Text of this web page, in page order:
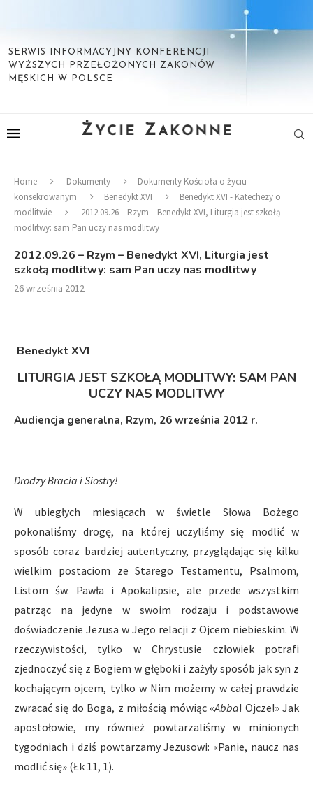
SERWIS INFORMACYJNY KONFERENCJI
WYŻSZYCH PRZEŁOŻONYCH ZAKONÓW
MĘSKICH W POLSCE
Home Dokumenty
Dokumenty Kościoła o życiu
konsekrowanym
Benedykt XVI
Benedykt XVI - Katechezy o
modlitwie
2012.09.26 – Rzym – Benedykt XVI, Liturgia jest szkołą
modlitwy: sam Pan uczy nas modlitwy
2012.09.26 – Rzym – Benedykt XVI, Liturgia jest
szkołą modlitwy: sam Pan uczy nas modlitwy
26 września 2012
Benedykt XVI
LITURGIA JEST SZKOŁĄ MODLITWY: SAM PAN
UCZY NAS MODLITWY
Audiencja generalna, Rzym, 26 września 2012 r.
Drodzy Bracia i Siostry!
W ubiegłych miesiącach w świetle Słowa Bożego
pokonaliśmy drogę, na której uczyliśmy się modlić w
sposób coraz bardziej autentyczny, przyglądając się kilku
wielkim postaciom ze Starego Testamentu, Psalmom,
Listom św. Pawła i Apokalipsie, ale przede wszystkim
patrząc na jedyne w swoim rodzaju i podstawowe
doświadczenie Jezusa w Jego relacji z Ojcem niebieskim. W
rzeczywistości, tylko w Chrystusie człowiek potrafi
zjednoczyć się z Bogiem w głęboki i zażyły sposób jak syn z
kochającym ojcem, tylko w Nim możemy w całej prawdzie
zwracać się do Boga, z miłością mówiąc «Abba! Ojcze!» Jak
apostołowie, my również powtarzaliśmy w minionych
tygodniach i dziś powtarzamy Jezusowi: «Panie, naucz nas
modlić się» (Łk 11, 1).